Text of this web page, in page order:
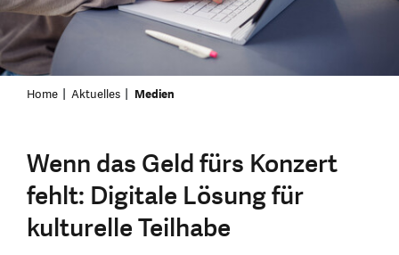
Home Aktuelles Medien
Wenn das Geld fürs Konzert
fehlt: Digitale Lösung für
kulturelle Teilhabe